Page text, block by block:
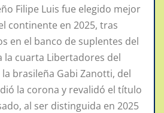
Filipe Luis fue elegido mejor
continente en 2025, tras
en el banco de suplentes del
la cuarta Libertadores del
brasileña Gabi Zanotti, del
la corona y revalidó el título
al ser distinguida en 2025